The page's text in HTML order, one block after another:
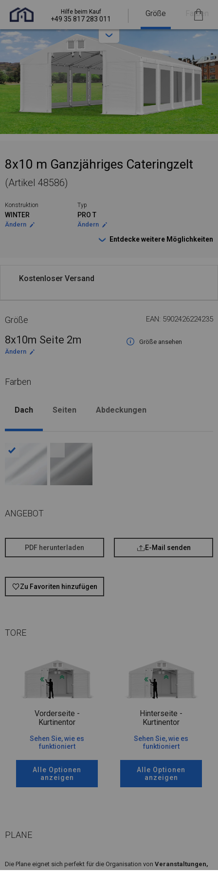
Hilfe beim Kauf
+49 35 817 283 011
Größe Farben
8x10 m Ganzjähriges Cateringzelt
(Artikel 48586)
Konstruktion
WINTER
Ändern
Typ
PRO T
Ändern
Entdecke weitere Möglichkeiten
Kostenloser Versand
Größe EAN: 5902426224235
8x10m Seite 2m
Größe ansehen
Ändern
Farben
Dach Seiten Abdeckungen
ANGEBOT
PDF herunterladen E-Mail senden
Zu Favoriten hinzufügen
TORE
Vorderseite -
Kurtinentor
Sehen Sie, wie es
funktioniert
Alle Optionen
anzeigen
Hinterseite -
Kurtinentor
Sehen Sie, wie es
funktioniert
Alle Optionen
anzeigen
PLANE
Die Plane eignet sich perfekt für die Organisation von Veranstaltungen,